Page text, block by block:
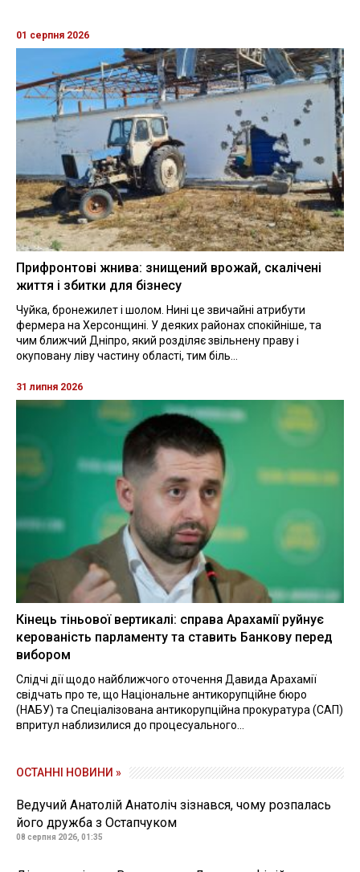
01 серпня 2026
Прифронтові жнива: знищений врожай, скалічені
життя і збитки для бізнесу
Чуйка, бронежилет і шолом. Нині це звичайні атрибути
фермера на Херсонщині. У деяких районах спокійніше, та
чим ближчий Дніпро, який розділяє звільнену праву і
окуповану ліву частину області, тим біль...
31 липня 2026
Кінець тіньової вертикалі: справа Арахамії руйнує
керованість парламенту та ставить Банкову перед
вибором
Слідчі дії щодо найближчого оточення Давида Арахамії
свідчать про те, що Національне антикорупційне бюро
(НАБУ) та Спеціалізована антикорупційна прокуратура (САП)
впритул наблизилися до процесуального...
ОСТАННІ НОВИНИ »
Ведучий Анатолій Анатоліч зізнався, чому розпалась
його дружба з Остапчуком
08 серпня 2026, 01:35